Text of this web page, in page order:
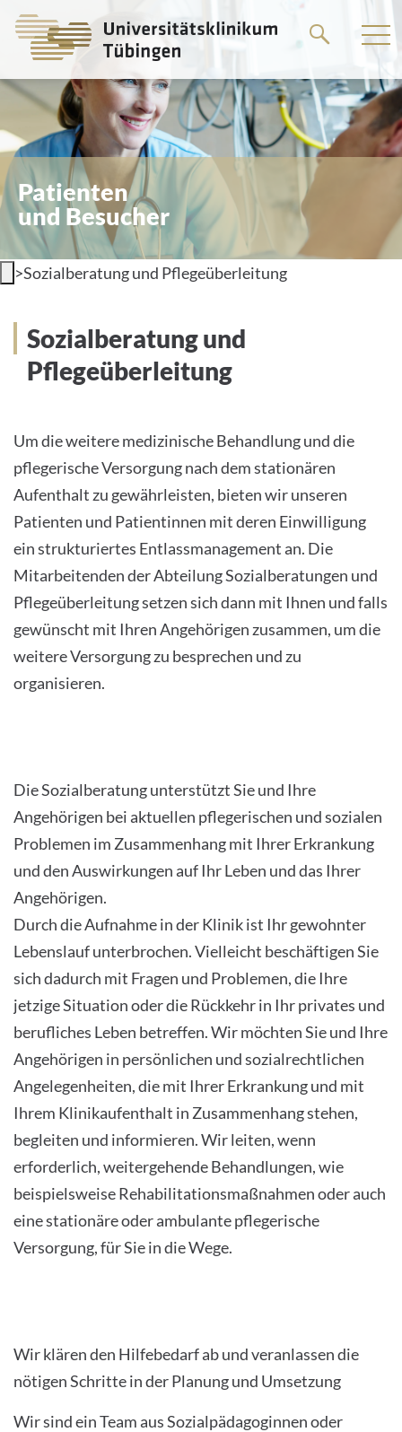
Springe
zum
Patienten
und Besucher
>Sozialberatung und Pflegeüberleitung
Sozialberatung und
Pflegeüberleitung
Um die weitere medizinische Behandlung und die
pflegerische Versorgung nach dem stationären
Aufenthalt zu gewährleisten, bieten wir unseren
Patienten und Patientinnen mit deren Einwilligung
ein strukturiertes Entlassmanagement an. Die
Mitarbeitenden der Abteilung Sozialberatungen und
Pflegeüberleitung setzen sich dann mit Ihnen und falls
gewünscht mit Ihren Angehörigen zusammen, um die
weitere Versorgung zu besprechen und zu
organisieren.
Die Sozialberatung unterstützt Sie und Ihre
Angehörigen bei aktuellen pflegerischen und sozialen
Problemen im Zusammenhang mit Ihrer Erkrankung
und den Auswirkungen auf Ihr Leben und das Ihrer
Angehörigen.
Durch die Aufnahme in der Klinik ist Ihr gewohnter
Lebenslauf unterbrochen. Vielleicht beschäftigen Sie
sich dadurch mit Fragen und Problemen, die Ihre
jetzige Situation oder die Rückkehr in Ihr privates und
berufliches Leben betreffen. Wir möchten Sie und Ihre
Angehörigen in persönlichen und sozialrechtlichen
Angelegenheiten, die mit Ihrer Erkrankung und mit
Ihrem Klinikaufenthalt in Zusammenhang stehen,
begleiten und informieren. Wir leiten, wenn
erforderlich, weitergehende Behandlungen, wie
beispielsweise Rehabilitationsmaßnahmen oder auch
eine stationäre oder ambulante pflegerische
Versorgung, für Sie in die Wege.
Wir klären den Hilfebedarf ab und veranlassen die
nötigen Schritte in der Planung und Umsetzung
Wir sind ein Team aus Sozialpädagoginnen oder